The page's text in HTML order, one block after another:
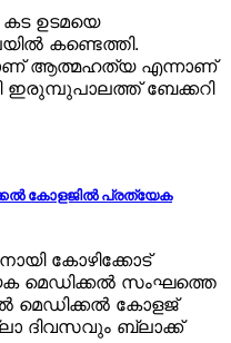
കട ഉടമയെ
കണ്ടെത്തി.
ആത്മഹത്യ എന്നാണ്
ഇരുമ്പുപാലത്ത് ബേക്കറി
കോളജിൽ പ്രത്യേക
കോഴിക്കോട്
മെഡിക്കൽ സംഘത്തെ
മെഡിക്കൽ കോളജ്
ദിവസവും ബ്ലാക്ക്